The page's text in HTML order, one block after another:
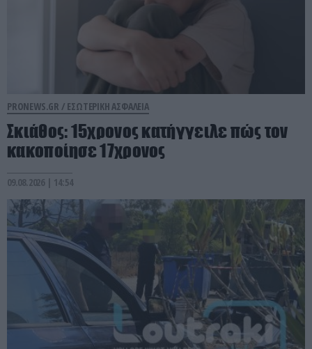
PRONEWS.GR / ΕΣΩΤΕΡΙΚΗ ΑΣΦΑΛΕΙΑ
Σκιάθος: 15χρονος κατήγγειλε πώς τον
κακοποίησε 17χρονος
09.08.2026 | 14:54